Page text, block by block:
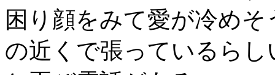
困り顔をみて愛が冷め
の近くで張っているら